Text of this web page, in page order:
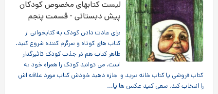
لیست کتابهای مخصوص کودکان
پیش دبستانی - قسمت پنجم
برای عادت دادن کودک به کتابخوانی از
کتاب های کوتاه و سرگرم کننده شروع کنید.
ظاهر کتاب هم در جذب کودک تاثیرگذار
است. می توانید کودک را همراه خود به
کتاب فروشی یا کتاب خانه ببرید و اجازه دهید خودش کتاب مورد علاقه اش
را انتخاب کند. سعی کنید عکس ها یا...